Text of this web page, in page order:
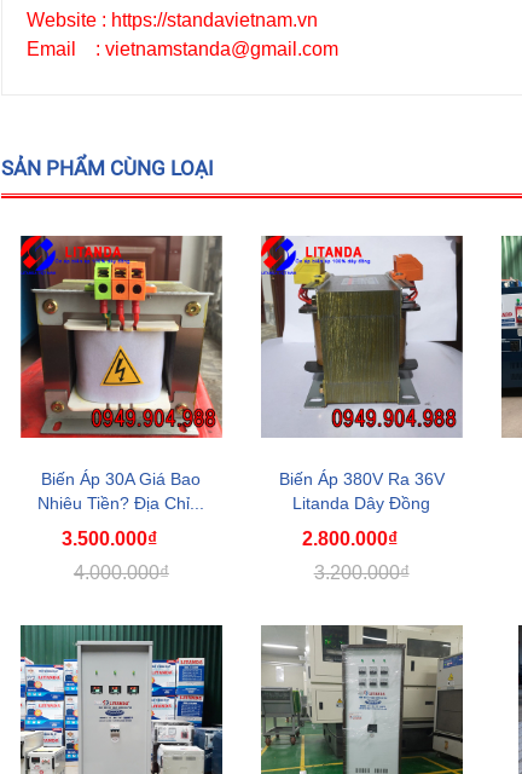
Website : https://standavietnam.vn
Email : vietnamstanda@gmail.com
SẢN PHẨM CÙNG LOẠI
Biến Áp 30A Giá Bao
Nhiêu Tiền? Địa Chỉ...
3.500.000₫
4.000.000₫
Biến Áp 380V Ra 36V
Litanda Dây Đồng
Ch...
2.800.000₫
3.200.000₫
Ổn áp Litanda 10kva dải
6.690.000₫
12.000.000₫